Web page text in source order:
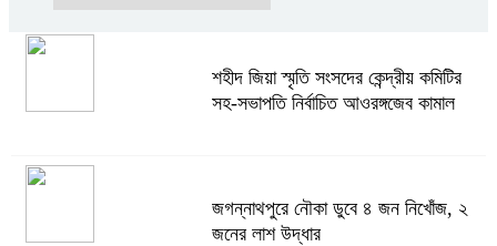
শহীদ জিয়া স্মৃতি সংসদের কেন্দ্রীয় কমিটির
সহ-সভাপতি নির্বাচিত আওরঙ্গজেব কামাল
জগন্নাথপুরে নৌকা ডুবে ৪ জন নিখোঁজ, ২
জনের লাশ উদ্ধার